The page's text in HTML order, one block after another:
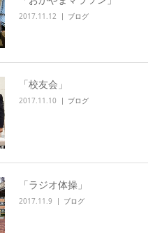
2017.11.12 ブログ
「校友会」
2017.11.10 ブログ
「ラジオ体操」
2017.11.9 ブログ